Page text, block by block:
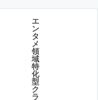
エ
ン
タ
メ
領
域
特
化
型
ク
ラ